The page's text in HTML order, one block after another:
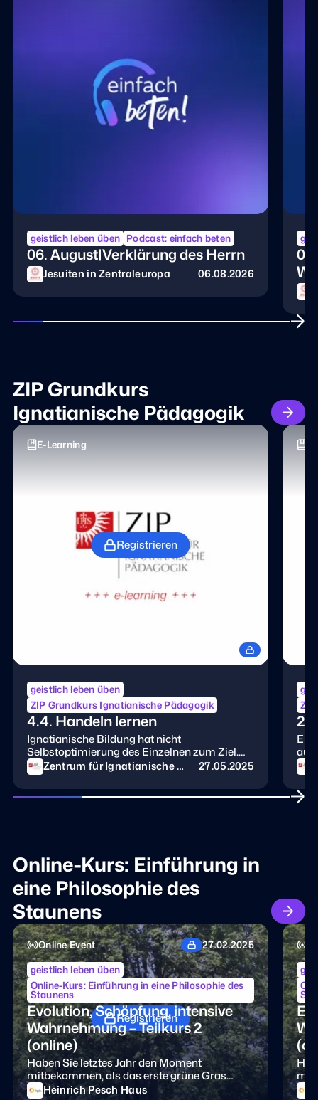
geistlich leben üben Podcast: einfach beten
06. August|Verklärung des Herrn
Jesuiten in Zentraleuropa 06.08.2026
ZIP Grundkurs
Ignatianische Pädagogik
Registrieren
E-Learning
geistlich leben üben
ZIP Grundkurs Ignatianische Pädagogik
4.4. Handeln lernen
Ignatianische Bildung hat nicht
Selbstoptimierung des Einzelnen zum Ziel.
Sie motiviert den Lernenden zum Handeln.
Dafür braucht es Lernräume. Wie gestaltet
man diese Lernräume? Darum geht es in
Zentrum für Ignatianische P
27.05.2025
auf
Nur
und
Online-Kurs: Einführung in
eine Philosophie des
Staunens
Registrieren
Online Event 27.02.2025
geistlich leben üben
Online-Kurs: Einführung in eine Philosophie des
Staunens
Evolution, Schöpfung, intensive
Wahrnehmung – Teilkurs 2
(online)
Haben Sie letztes Jahr den Moment
mitbekommen, als das erste grüne Gras
wuchs? Was passiert, bevor Sie am Morgen
Heinrich Pesch Haus